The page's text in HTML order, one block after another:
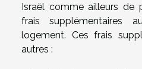
Israël comme ailleurs de
frais supplémentaires
logement. Ces frais
autres :